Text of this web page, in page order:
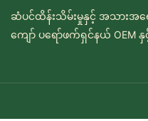
ဆံပင်ထိန်းသိမ်းမှုနှင့် အသားအ
ကျော် ပရော်ဖက်ရှင်နယ် OEM နှ